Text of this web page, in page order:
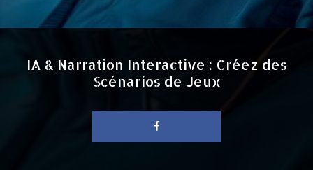
IA & Narration Interactive : Créez des
Scénarios de Jeux